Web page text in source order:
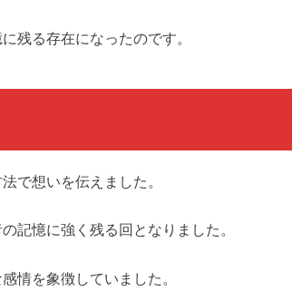
残る存在になったのです。
で想いを伝えました。
記憶に強く残る回となりました。
情を象徴していました。